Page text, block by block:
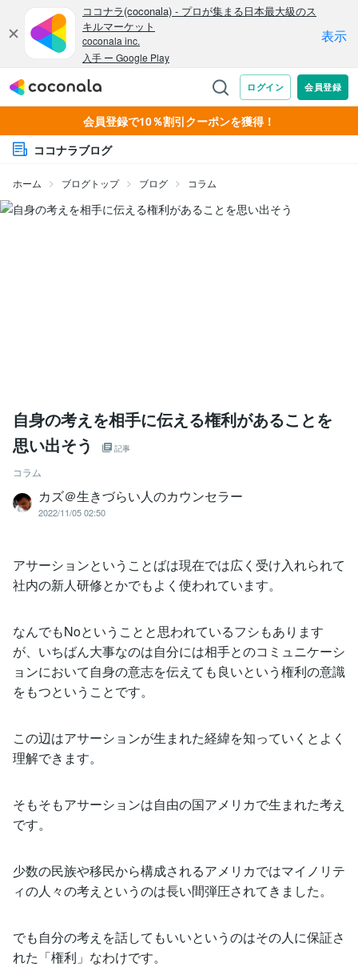
会員登録で10％割引クーポンを獲得！
ココナラブログ
ホーム ブログトップ ブログ コラム
自身の考えを相手に伝える権利があることを
思い出そう
記事
コラム
カズ＠生きづらい人のカウンセラー
2022/11/05 02:50
アサーションということばは現在では広く受け入れられて
社内の新人研修とかでもよく使われています。
なんでもNoということと思われているフシもあります
が、いちばん大事なのは自分には相手とのコミュニケーシ
ョンにおいて自身の意志を伝えても良いという権利の意識
をもつということです。
この辺はアサーションが生まれた経緯を知っていくとよく
理解できます。
そもそもアサーションは自由の国アメリカで生まれた考え
です。
少数の民族や移民から構成されるアメリカではマイノリテ
ィの人々の考えというのは長い間弾圧されてきました。
でも自分の考えを話してもいいというのはその人に保証さ
れた「権利」なわけです。